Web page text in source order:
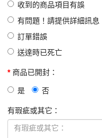
收到的商品項目有誤
有問題！請提供詳細訊息
訂單錯誤
送達時已死亡
商品已開封：
是 否
有瑕疵或其它：